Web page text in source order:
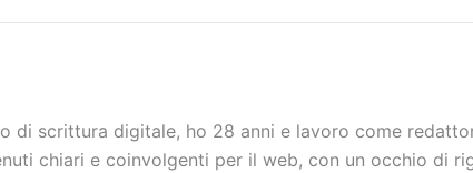
di scrittura digitale, ho 28 anni e lavoro come
chiari e coinvolgenti per il web, con un occhio di